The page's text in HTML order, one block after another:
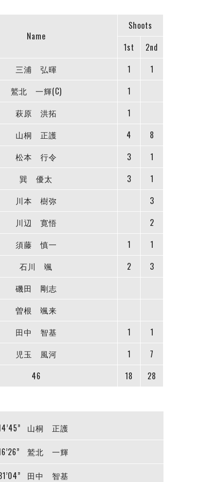
Name
Shoots
1st
2nd
三浦 弘暉
1
1
鷲北 一輝(C)
1
萩原 洪拓
1
山桐 正護
4
8
松本 行令
3
1
巽 優太
3
1
川本 樹弥
3
川辺 寛悟
2
須藤 慎一
1
1
石川 颯
2
3
磯田 剛志
曽根 颯来
田中 智基
1
1
児玉 風河
1
7
46
18 28
山桐 正護
鷲北 一輝
田中 智基